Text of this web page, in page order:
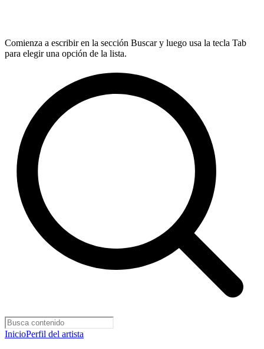
Comienza a escribir en la sección Buscar y luego usa la tecla Tab
para elegir una opción de la lista.
InicioPerfil del artista